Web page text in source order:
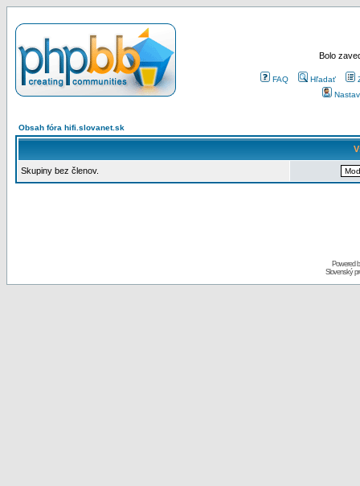
Bolo
FAQ Hľadať
Obsah fóra hifi.slovanet.sk
Skupiny bez členov.
Powered
Slovenský